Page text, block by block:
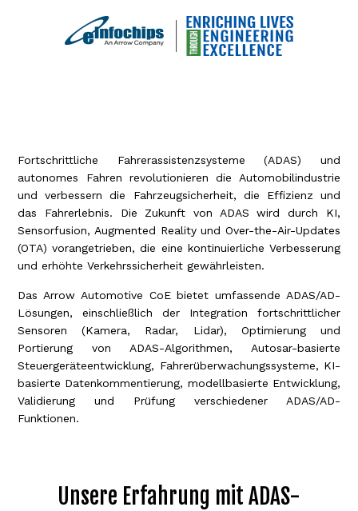
Fortschrittliche Fahrerassistenzsysteme (ADAS) und
autonomes Fahren revolutionieren die Automobilindustrie
und verbessern die Fahrzeugsicherheit, die Effizienz und
das Fahrerlebnis. Die Zukunft von ADAS wird durch KI,
Sensorfusion, Augmented Reality und Over-the-Air-Updates
(OTA) vorangetrieben, die eine kontinuierliche Verbesserung
und erhöhte Verkehrssicherheit gewährleisten.
Das Arrow Automotive CoE bietet umfassende ADAS/AD-
Lösungen, einschließlich der Integration fortschrittlicher
Sensoren (Kamera, Radar, Lidar), Optimierung und
Portierung von ADAS-Algorithmen, Autosar-basierte
Steuergeräteentwicklung, Fahrerüberwachungssysteme, KI-
basierte Datenkommentierung, modellbasierte Entwicklung,
Validierung und Prüfung verschiedener ADAS/AD-
Funktionen.
Unsere Erfahrung mit ADAS-